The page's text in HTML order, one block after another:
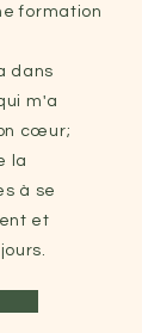
formation
dans
m'a
cœur;
la
à se
et